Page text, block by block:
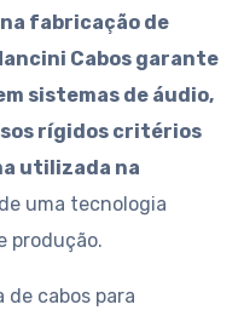
fabricação de
Cabos garante
sistemas de áudio,
rígidos critérios
utilizada na
uma tecnologia
produção.
de cabos para